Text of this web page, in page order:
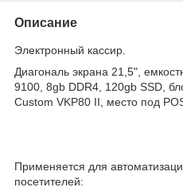
Описание
Электронный кассир.
Диагональ экрана 21,5",
9100, 8gb DDR4, 120gb SSD,
Custom VKP80 II, место под
Применяется для
посетителей: